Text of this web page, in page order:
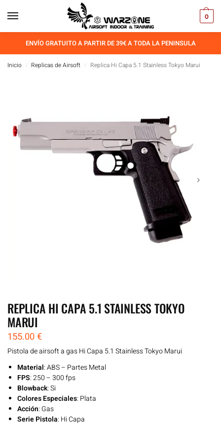
0
ENVÍO GRATUITO A PARTIR DE 39€ A TODA LA PENINSULA
Inicio / Replicas de Airsoft / Replica Hi Capa 5.1 Stainless Tokyo Marui
REPLICA HI CAPA 5.1 STAINLESS TOKYO
MARUI
155.00€
Pistola de airsoft a gas Hi Capa 5.1 Stainless Tokyo Marui
Material: ABS – Partes Metal
FPS: 250 – 300 fps
Blowback: Si
Colores Especiales: Plata
Acción: Gas
Serie Pistola: Hi Capa